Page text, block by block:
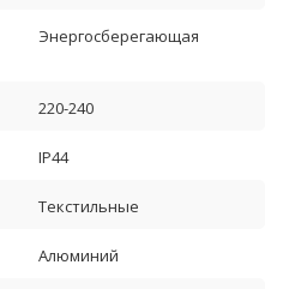
Энергосберегающая
220-240
IP44
Текстильные
Алюминий